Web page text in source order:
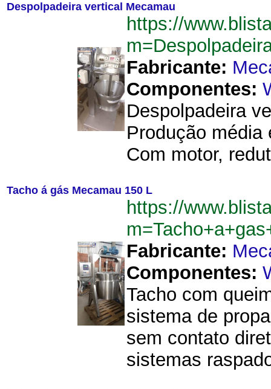
Despolpadeira vertical Mecamau
https://
Fabricante:
Componentes:
Despolpadeira
Produção média
Com motor,
Tacho á gás Mecamau 150 L
https://
Fabricante:
Componentes:
Tacho com
sistema de
sem contato
sistemas